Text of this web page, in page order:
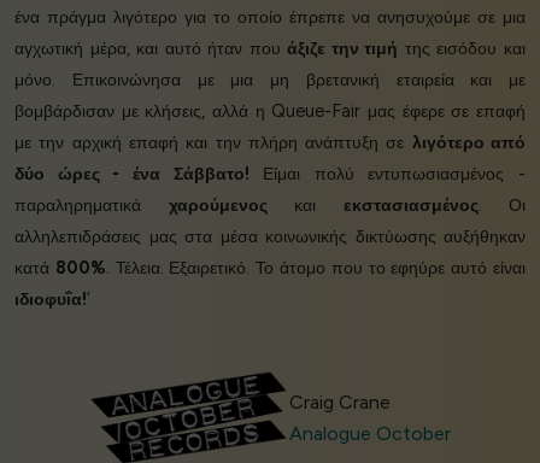
ένα πράγμα λιγότερο για το οποίο έπρεπε να ανησυχούμε σε μια
αγχωτική μέρα, και αυτό ήταν πουάξιζε την τιμή της εισόδου και
μόνο. Επικοινώνησα με μια μη βρετανική εταιρεία και με
βομβάρδισαν με κλήσεις, αλλά η Queue-Fair μας έφερε σε επαφή
με την αρχική επαφή και την πλήρη ανάπτυξη σε λιγότερο από
δύο ώρες - ένα Σάββατο! Είμαι πολύ εντυπωσιασμένος -
παραληρηματικά χαρούμενος και εκστασιασμένος. Οι
αλληλεπιδράσεις μας στα μέσα κοινωνικής δικτύωσης αυξήθηκαν
κατά 800%. Τέλεια. Εξαιρετικό. Το άτομο που το εφηύρε αυτό είναι
ιδιοφυΐα!’
Craig Crane
Analogue October